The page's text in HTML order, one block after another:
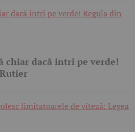
chiar dacă intri pe verde!